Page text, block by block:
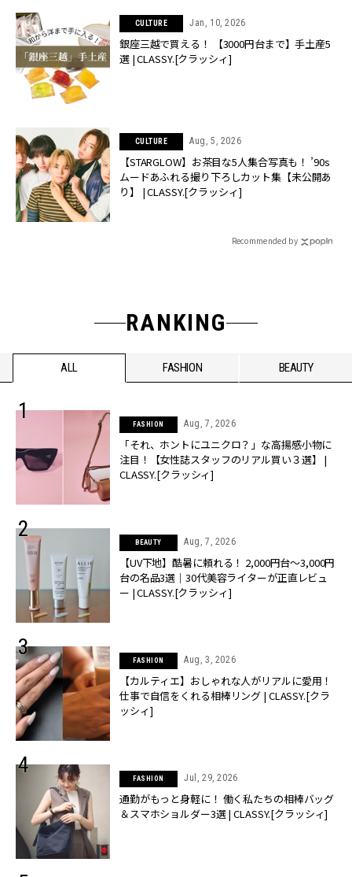
CULTURE Jan, 10, 2026
銀座三越で買える！ 【3000円台まで】手土産5
選 | CLASSY.[クラッシィ]
CULTURE Aug, 5, 2026
【STARGLOW】お茶目な5人集合写真も！ ’90s
ムードあふれる撮り下ろしカット集【未公開あ
り】 | CLASSY.[クラッシィ]
Recommended by
RANKING
ALL FASHION BEAUTY
FASHION Aug, 7, 2026
「それ、ホントにユニクロ？」な高揚感小物に
注目！【女性誌スタッフのリアル買い３選】 |
CLASSY.[クラッシィ]
BEAUTY Aug, 7, 2026
【UV下地】酷暑に頼れる！ 2,000円台〜3,000円
台の名品3選｜30代美容ライターが正直レビュ
ー | CLASSY.[クラッシィ]
FASHION Aug, 3, 2026
【カルティエ】おしゃれな人がリアルに愛用！
仕事で自信をくれる相棒リング | CLASSY.[クラ
ッシィ]
FASHION Jul, 29, 2026
通勤がもっと身軽に！ 働く私たちの相棒バッグ
＆スマホショルダー3選 | CLASSY.[クラッシィ]